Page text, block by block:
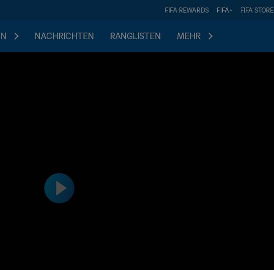
FIFA REWARDS FIFA+ FIFA STORE
NACHRICHTEN RANGLISTEN MEHR